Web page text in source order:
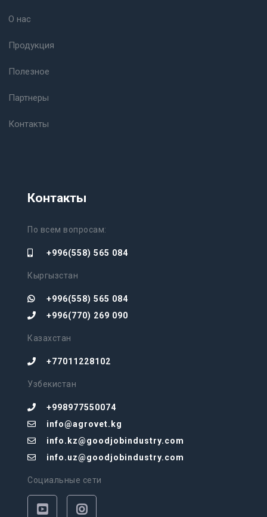
О нас
Продукция
Полезное
Партнеры
Контакты
Контакты
По всем вопросам:
+996(558) 565 084
Кыргызстан
+996(558) 565 084
+996(770) 269 090
Казахстан
+77011228102
Узбекистан
+998977550074
info@agrovet.kg
info.kz@goodjobindustry.com
info.uz@goodjobindustry.com
Социальные сети